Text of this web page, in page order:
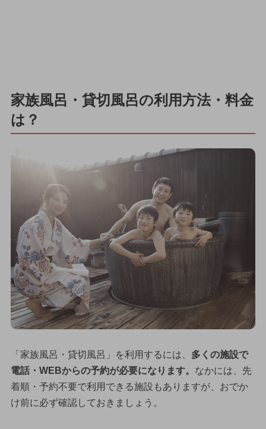
家族風呂・貸切風呂の利用方法・料金
は？
「家族風呂・貸切風呂」を利用するには、 多くの施設で
電話・WEBからの予約が必要になります。 なかには、先
着順・予約不要で利用できる施設もありますが、おでか
け前に必ず確認しておきましょう。